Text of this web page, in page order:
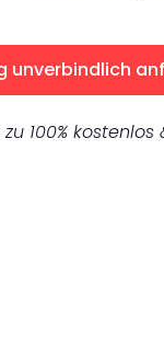
unverbindlich
100%